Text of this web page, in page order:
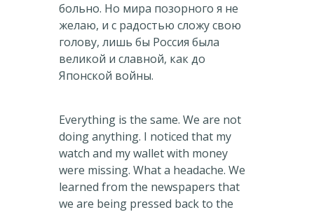
больно. Но мира позорного я не
желаю, и с радостью сложу свою
голову, лишь бы Россия была
великой и славной, как до
Японской войны.
Everything is the same. We are not
doing anything. I noticed that my
watch and my wallet with money
were missing. What a headache. We
learned from the newspapers that
we are being pressed back to the